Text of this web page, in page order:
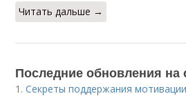
Читать дальше →
Последние обновления на
1.Секреты поддержания